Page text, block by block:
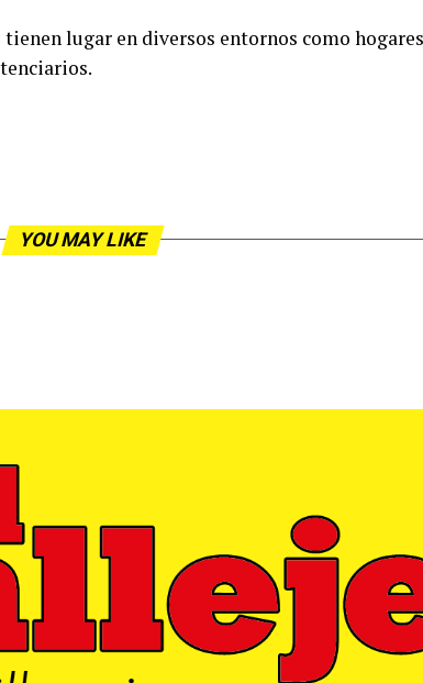
tienen lugar en diversos entornos como
YOU MAY LIKE